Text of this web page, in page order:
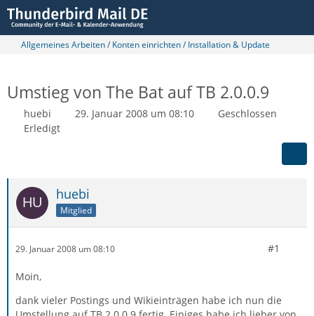
Allgemeines Arbeiten / Konten einrichten / Installation & Update
Umstieg von The Bat auf TB 2.0.0.9
huebi 29. Januar 2008 um 08:10
Geschlossen
Erledigt
huebi
Mitglied
29. Januar 2008 um 08:10 #1
Moin,
dank vieler Postings und Wikieinträgen habe ich nun die